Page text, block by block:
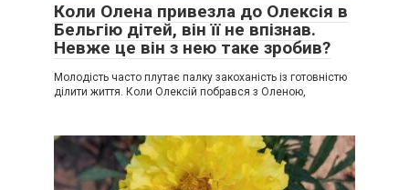
Коли Олена привезла до Олексія в
Бельгію дітей, він її не впізнав.
Невже це він з нею таке зробив?
Молодість часто плутає палку закоханість із готовністю
ділити життя. Коли Олексій побрався з Оленою,